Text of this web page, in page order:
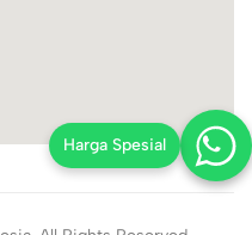
Harga Spesial